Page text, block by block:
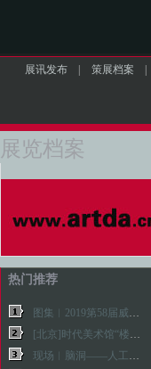
展讯发布 策展档案
展览档案
热门推荐
图集︱2019第58届威尼斯双年展作品
[北京]时代美术馆“楼上的青年： 2010青年批评家提名展”
现场︱脑洞——人工智能与艺术